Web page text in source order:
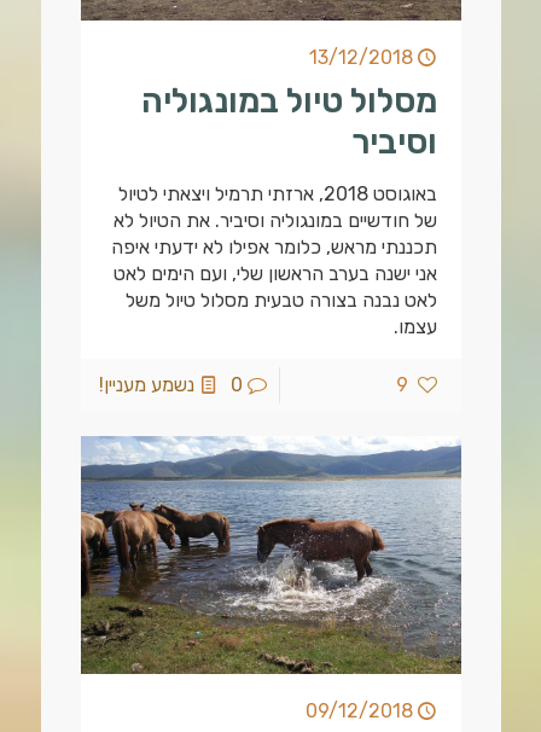
13/12/2018
מסלול טיול במונגוליה
וסיביר
באוגוסט 2018, ארזתי תרמיל ויצאתי לטיול
של חודשיים במונגוליה וסיביר. את הטיול לא
תכננתי מראש, כלומר אפילו לא ידעתי איפה
אני ישנה בערב הראשון שלי, ועם הימים לאט
לאט נבנה בצורה טבעית מסלול טיול משל
עצמו.
9
0 נשמע מעניין!
09/12/2018